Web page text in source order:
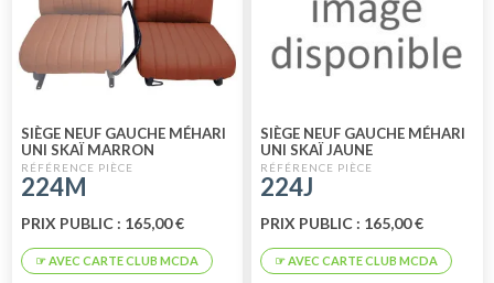
SIÈGE NEUF GAUCHE MÉHARI
UNI SKAÏ MARRON
224M
PRIX PUBLIC : 165,00 €
SIÈGE NEUF GAUCHE MÉHARI
UNI SKAÏ JAUNE
224J
PRIX PUBLIC : 165,00 €